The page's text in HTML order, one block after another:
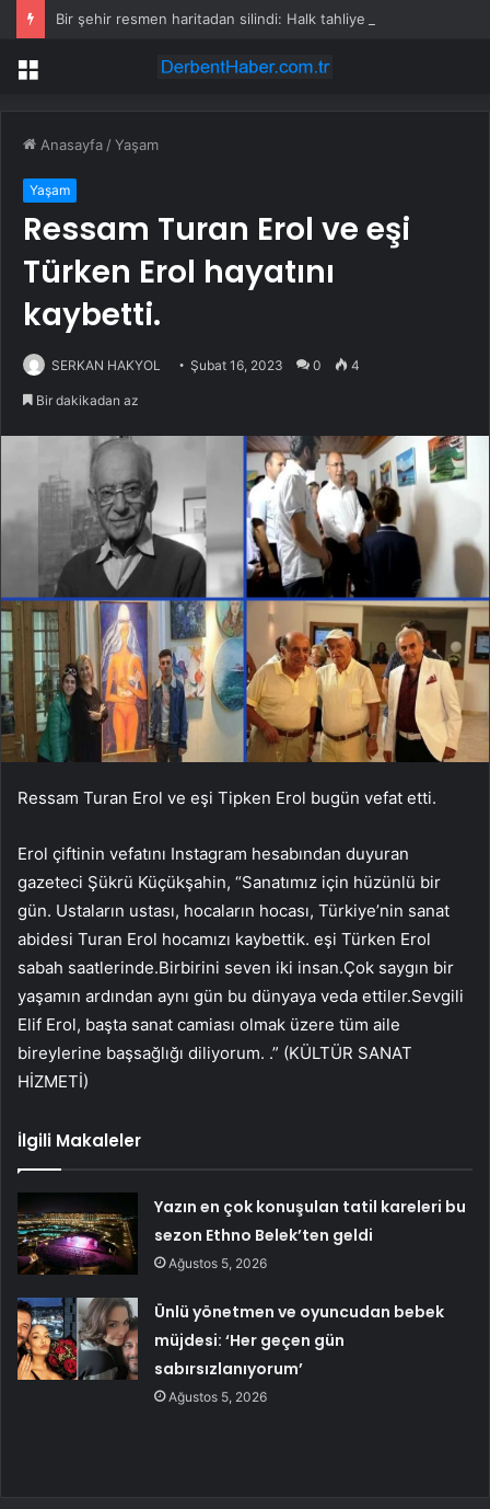
Bir şehir resmen haritadan silindi: Halk tahliye edildi
Menü
Anasayfa /Yaşam
Yaşam
Ressam Turan Erol ve eşi
Türken Erol hayatını
kaybetti.
SERKAN HAKYOL Şubat 16, 2023 0 4
Bir dakikadan az
Ressam Turan Erol ve eşi Tipken Erol bugün vefat etti.
Erol çiftinin vefatını Instagram hesabından duyuran
gazeteci Şükrü Küçükşahin, “Sanatımız için hüzünlü bir
gün. Ustaların ustası, hocaların hocası, Türkiye’nin sanat
abidesi Turan Erol hocamızı kaybettik. eşi Türken Erol
sabah saatlerinde.Birbirini seven iki insan.Çok saygın bir
yaşamın ardından aynı gün bu dünyaya veda ettiler.Sevgili
Elif Erol, başta sanat camiası olmak üzere tüm aile
bireylerine başsağlığı diliyorum. .” (KÜLTÜR SANAT
HİZMETİ)
İlgili Makaleler
Yazın en çok konuşulan tatil kareleri bu
sezon Ethno Belek’ten geldi
Ağustos 5, 2026
Ünlü yönetmen ve oyuncudan bebek
müjdesi: ‘Her geçen gün
sabırsızlanıyorum’
Ağustos 5, 2026